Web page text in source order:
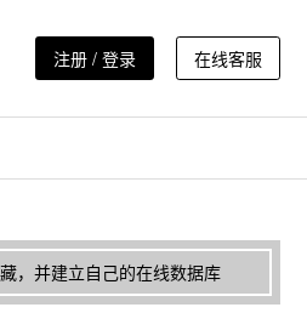
注册 / 登录 在线客服
，并建立自己的在线数据库